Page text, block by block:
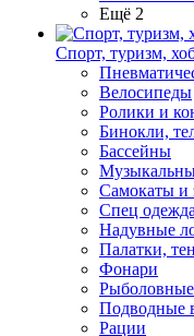
Ещё 2
Спорт, туризм,
Велосипеды
Ролики и
Бинокли,
Бассейны
Самокаты и
Спец одежда
Надувные
Палатки,
Фонари
Рыболовные
Подводные
Рации